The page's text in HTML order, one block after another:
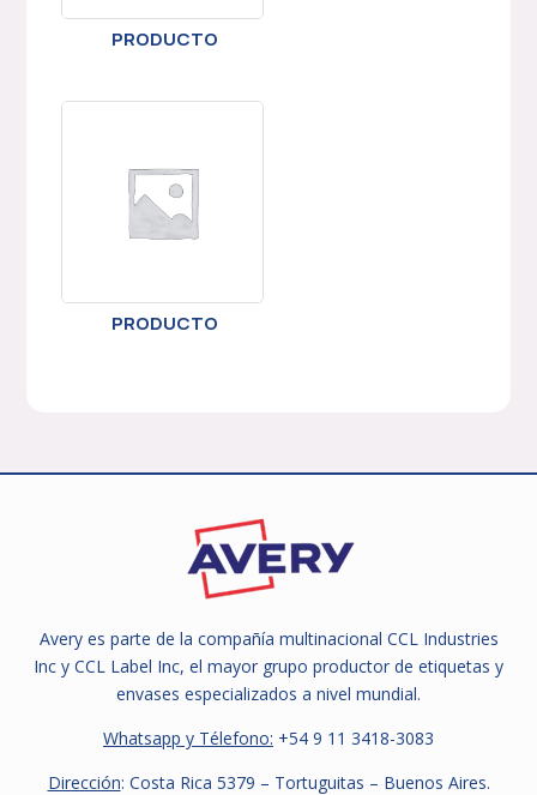
PRODUCTO
PRODUCTO
Avery es parte de la compañía multinacional CCL Industries
Inc y CCL Label Inc, el mayor grupo productor de etiquetas y
envases especializados a nivel mundial.
Whatsapp y Télefono: +54 9 11 3418-3083
Dirección: Costa Rica 5379 – Tortuguitas – Buenos Aires.